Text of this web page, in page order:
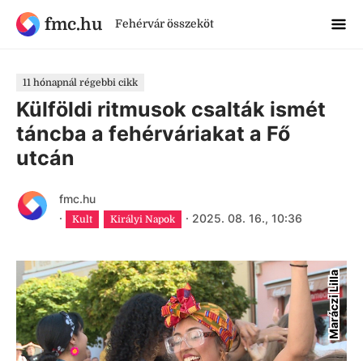
fmc.hu Fehérvár összeköt
11 hónapnál régebbi cikk
Külföldi ritmusok csalták ismét
táncba a fehérváriakat a Fő
utcán
fmc.hu
·
Kult Királyi Napok · 2025. 08. 16., 10:36
Maráczi Lilla